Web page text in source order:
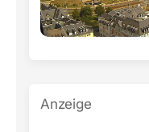
Anzeige